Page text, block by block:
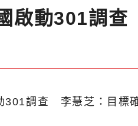
啟動301調